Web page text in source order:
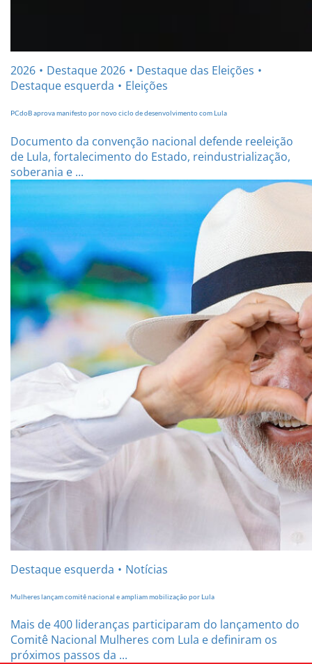
2026 Destaque 2026
Destaque das Eleições
Destaque esquerda
Eleições
PCdoB aprova manifesto por novo ciclo de desenvolvimento com Lula
Documento da convenção nacional defende reeleição
de Lula, fortalecimento do Estado, reindustrialização,
soberania e ...
Destaque esquerda Notícias
Mulheres lançam comitê nacional e ampliam mobilização por Lula
Mais de 400 lideranças participaram do lançamento do
Comitê Nacional Mulheres com Lula e definiram os
próximos passos da ...